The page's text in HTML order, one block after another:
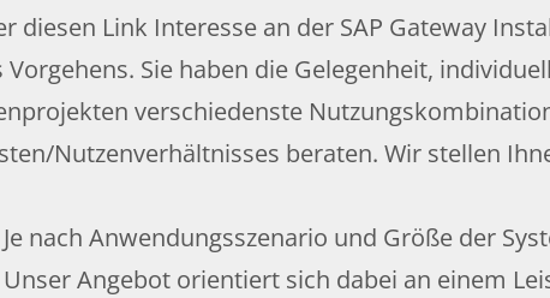
diesen Link Interesse an der SAP Gateway
Sie haben die Gelegenheit,
verschiedenste
Nutzenverhältnisses beraten. Wir stellen
Je nach Anwendungsszenario und Größe der
Angebot orientiert sich dabei an einem